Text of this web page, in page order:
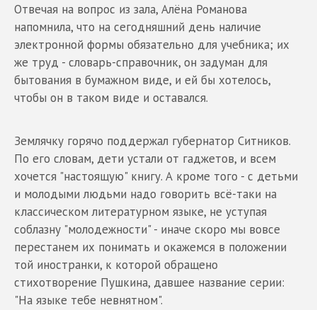
Отвечая на вопрос из зала, Алёна Романова
напомнила, что на сегодняшний день наличие
электронной формы обязательно для учебника; их
же труд - словарь-справочник, он задуман для
бытования в бумажном виде, и ей бы хотелось,
чтобы он в таком виде и оставался.
Землячку горячо поддержал губернатор Ситников.
По его словам, дети устали от гаджетов, и всем
хочется "настоящую" книгу. А кроме того - с детьми
и молодыми людьми надо говорить всё-таки на
классическом литературном языке, не уступая
соблазну "молодежности" - иначе скоро мы вовсе
перестанем их понимать и окажемся в положении
той иностранки, к которой обращено
стихотворение Пушкина, давшее название серии:
"На языке тебе невнятном".